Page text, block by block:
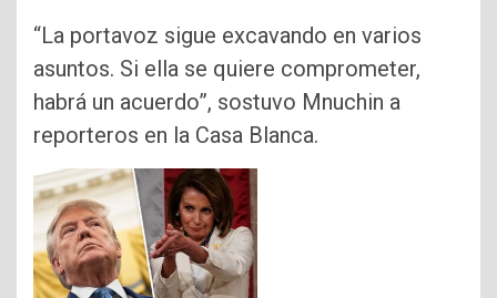
“La portavoz sigue excavando en varios
asuntos. Si ella se quiere comprometer,
habrá un acuerdo”, sostuvo Mnuchin a
reporteros en la Casa Blanca.